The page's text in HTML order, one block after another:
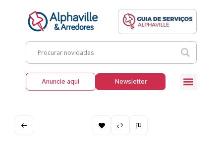
Anuncie aqui Newsletter